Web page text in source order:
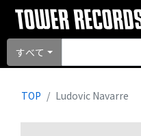
すべて
TOP Ludovic Navarre